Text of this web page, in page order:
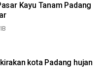
Kayu Tanam Padang
kota Padang hujan